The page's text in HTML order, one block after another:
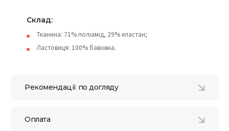
Склад:
Тканина: 71% поліамід, 29% еластан;
Ластовиця: 100% бавовна.
Рекомендації по догляду
Оплата